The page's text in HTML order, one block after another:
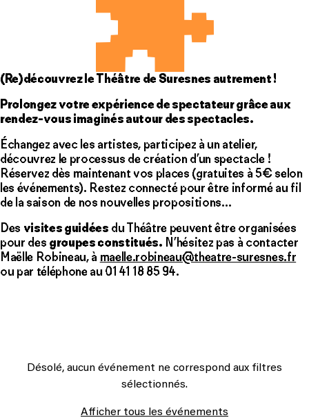
(Re)découvrez le Théâtre de Suresnes autrement !
Prolongez votre expérience de spectateur grâce aux
rendez-vous imaginés autour des spectacles.
Échangez avec les artistes, participez à un atelier,
découvrez le processus de création d’un spectacle !
Réservez dès maintenant vos places (gratuites à 5€ selon
les événements). Restez connecté pour être informé au fil
de la saison de nos nouvelles propositions…
Des visites guidées du Théâtre peuvent être organisées
pour des groupes constitués. N’hésitez pas à contacter
Maëlle Robineau, à maelle.robineau@theatre-suresnes.fr
ou par téléphone au 01 41 18 85 94.
Désolé, aucun événement ne correspond aux filtres
sélectionnés.
Afficher tous les événements